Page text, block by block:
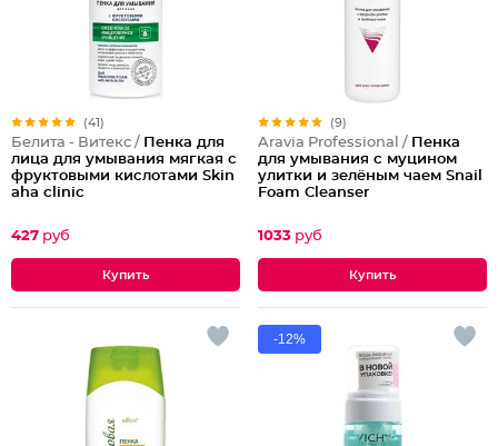
(41)
Белита - Витекс / Пенка для
лица для умывания мягкая с
фруктовыми кислотами Skin
aha clinic
427 руб
(9)
Aravia Professional / Пенка
для умывания с муцином
улитки и зелёным чаем Snail
Foam Cleanser
1033 руб
-12%